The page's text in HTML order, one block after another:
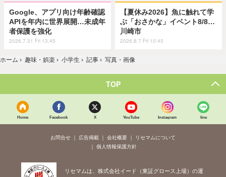
Google、アプリ向け年齢確認
APIを年内に世界展開…未成年
者保護を強化
2026.7.31 Fri 13:45
【夏休み2026】魚に触れて学
ぶ「おさかな」イベント8/8…
川崎市
2026.8.7 Fri 10:45
ホーム › 趣味・娯楽 › 小学生 › 記事 › 写真・画像
TOP
Home Facebook X YouTube Instagram line
お問合せ 広告掲載 会社概要
リセマムについて
個人情報保護方針
リセマムは、株式会社イード（東証グロース上場）の運